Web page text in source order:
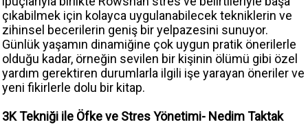
çıkabilmek için kolayca uygulanabilecek tekniklerin ve
zihinsel becerilerin geniş bir yelpazesini sunuyor.
Günlük yaşamın dinamiğine çok uygun pratik önerilerle
olduğu kadar, örneğin sevilen bir kişinin ölümü gibi özel
yardım gerektiren durumlarla ilgili işe yarayan öneriler ve
yeni fikirlerle dolu bir kitap.
3K Tekniği ile Öfke ve Stres Yönetimi- Nedim Taktak